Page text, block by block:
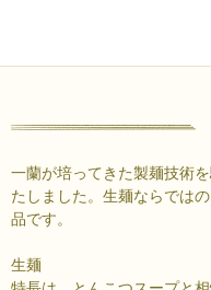
一蘭が培ってきた製麺技術
たしました。生麺ならでは
品です。
生麺